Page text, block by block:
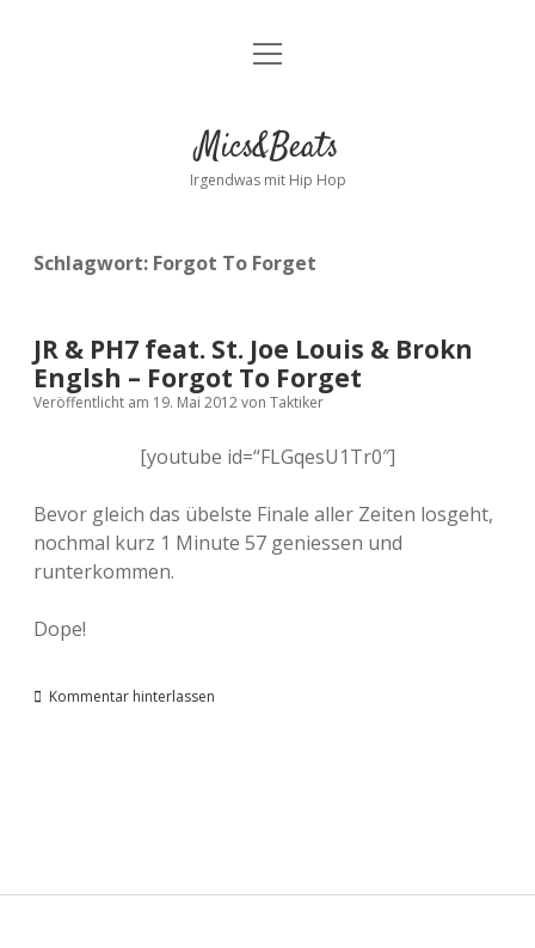
Kontakt
facebookinstagram
bandcamp
spotify
Menü
Mics&Beats
Irgendwas mit Hip Hop
Schlagwort: Forgot To Forget
JR & PH7 feat. St. Joe Louis & Brokn
Englsh – Forgot To Forget
Veröffentlicht am 19. Mai 2012von Taktiker
[youtube id=“FLGqesU1Tr0″]
Bevor gleich das übelste Finale aller Zeiten losgeht,
nochmal kurz 1 Minute 57 geniessen und
runterkommen.
Dope!
Kommentar hinterlassen